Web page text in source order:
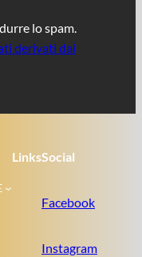
lo spam.
derivati dai
LinksSocial
Facebook
Instagram